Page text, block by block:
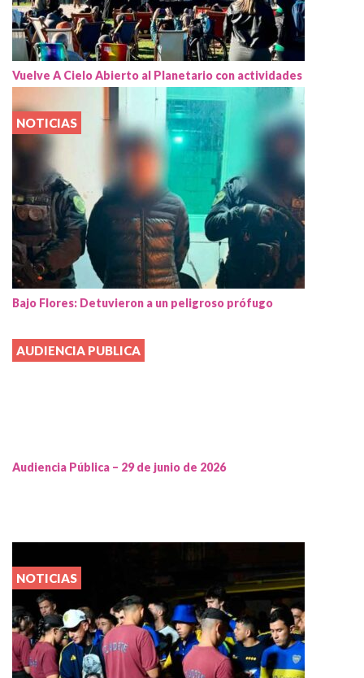
Vuelve A Cielo Abierto al Planetario con actividades
NOTICIAS
Bajo Flores: Detuvieron a un peligroso prófugo
AUDIENCIA PUBLICA
Audiencia Pública – 29 de junio de 2026
NOTICIAS